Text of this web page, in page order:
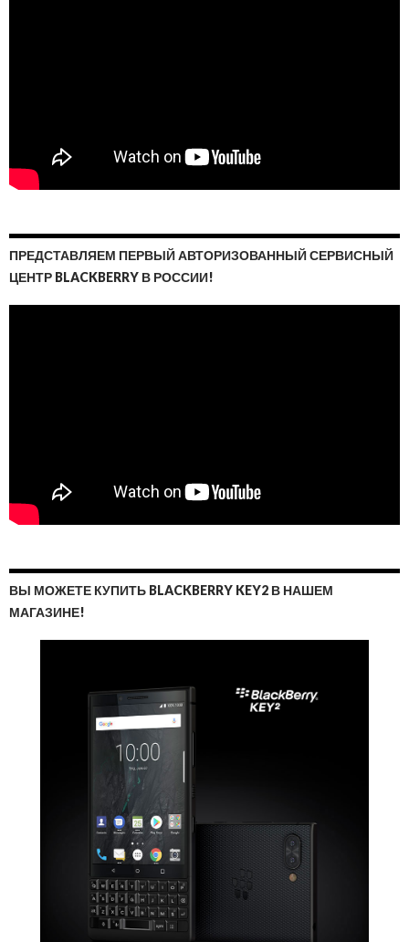
ПРЕДСТАВЛЯЕМ ПЕРВЫЙ АВТОРИЗОВАННЫЙ СЕРВИСНЫЙ
ЦЕНТР BLACKBERRY В РОССИИ!
ВЫ МОЖЕТЕ КУПИТЬ BLACKBERRY KEY2 В НАШЕМ
МАГАЗИНЕ!